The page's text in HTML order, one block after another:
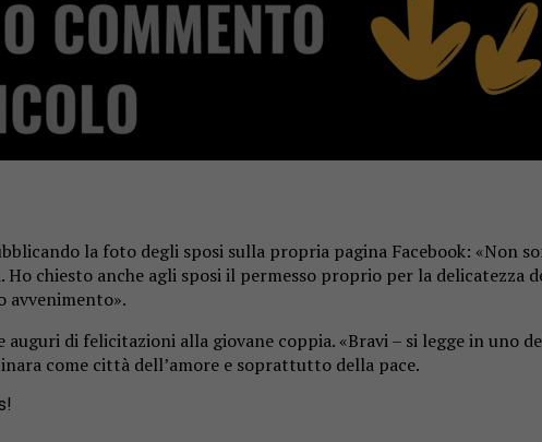
la foto degli sposi sulla propria pagina Facebook: «Non
chiesto anche agli sposi il permesso proprio per la delicatezza
di felicitazioni alla giovane coppia. «Bravi – si legge in uno
come città dell’amore e soprattutto della pace.